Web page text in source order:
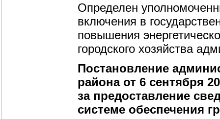
Определен
включения в
повышения
городского хозяйства
Постановление
района от 6 сентября
за предоставление
системе обеспечения